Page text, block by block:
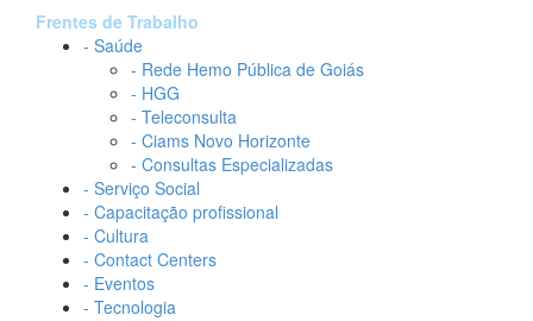
Frentes de Trabalho
- Saúde
- Rede Hemo Pública de Goiás
- HGG
- Teleconsulta
- Ciams Novo Horizonte
- Consultas Especializadas
- Serviço Social
- Capacitação profissional
- Cultura
- Contact Centers
- Eventos
- Tecnologia